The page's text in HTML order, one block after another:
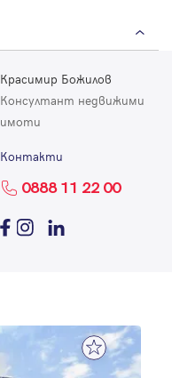
Красимир Божилов
Консултант недвижими
имоти
Контакти
0888 11 22 00